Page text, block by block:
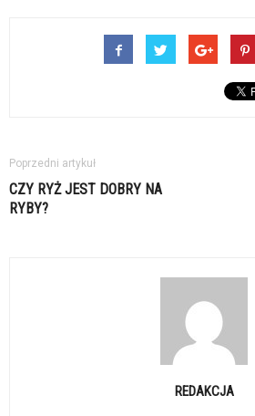
Poprzedni artykuł
CZY RYŻ JEST DOBRY NA
RYBY?
REDAKCJA